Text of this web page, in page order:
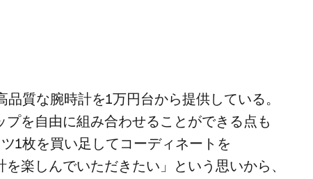
品質な​腕時計を​1万円台から​提供している。​
プを​自由に​組み合わせる​ことができる​点も​
1枚を​買い足して​コーディネートを​
楽しんでいただきたい」と​いう​思いから、​